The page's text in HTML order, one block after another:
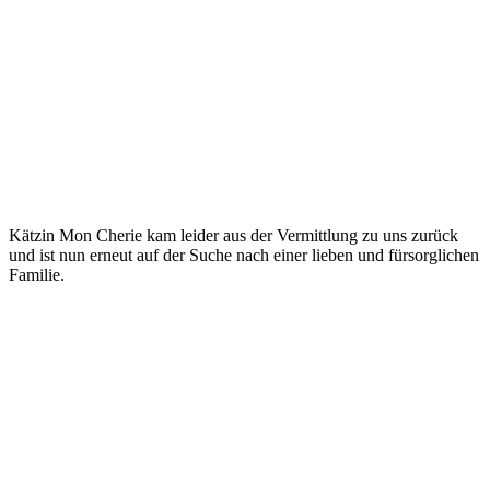
Kätzin Mon Cherie kam leider aus der Vermittlung zu uns zurück
und ist nun erneut auf der Suche nach einer lieben und fürsorglichen
Familie.